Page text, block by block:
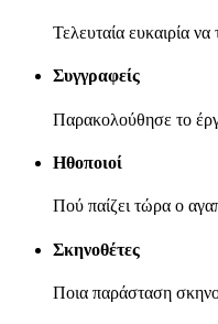
Τελευταία ευκαιρία να
Συγγραφείς
Παρακολούθησε το
Ηθοποιοί
Πού παίζει τώρα ο
Σκηνοθέτες
Ποια παράσταση